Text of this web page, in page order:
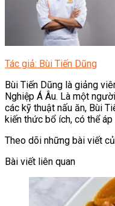
Tác giả: Bùi Tiến Dũng
Bùi Tiến Dũng là giảng
Nghiệp Á Âu. Là một
các kỹ thuật nấu ăn, Bùi
kiến thức bổ ích, có thể
Theo dõi những bài viết
Bài viết liên quan